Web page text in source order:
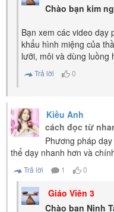
Chào bạn kim
Bạn xem các video dạy
khẩu hình miệng của
lưỡi, môi và dùng luồng
Trả lời 0
Kiều Anh
cách đọc từ
Phương pháp
thể dạy nhanh hơn và
Trả lời 1 0
Giáo Viên 3
Chào bạn Ninh